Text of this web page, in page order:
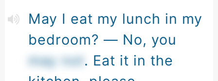
May I eat my lunch in my
bedroom? — No, you
may not . Eat it in the